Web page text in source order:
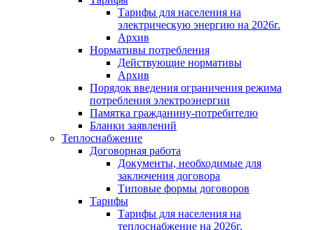
Тарифы для населения на
электрическую энергию на 2026г.
Архив
Нормативы потребления
Действующие нормативы
Архив
Порядок введения ограничения режима
потребления электроэнергии
Памятка гражданину-потребителю
Бланки заявлений
Теплоснабжение
Договорная работа
Документы, необходимые для
заключения договора
Типовые формы договоров
Тарифы
Тарифы для населения на
теплоснабжение на 2026г.